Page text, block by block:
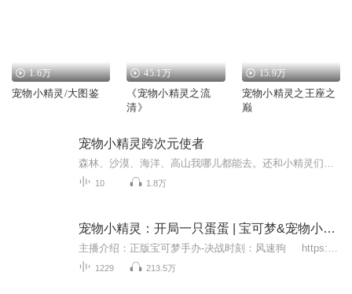
1.6万
宠物小精灵/大图鉴
45.1万
《宠物小精灵之流
清》
15.9万
宠物小精灵之王座之
巅
宠物小精灵跨次元使者
10 1.8万
宠物小精灵：开局一只蛋蛋 | 宝可梦&宠物小精灵 | 精灵御兽宠物流 |
1229 213.5万